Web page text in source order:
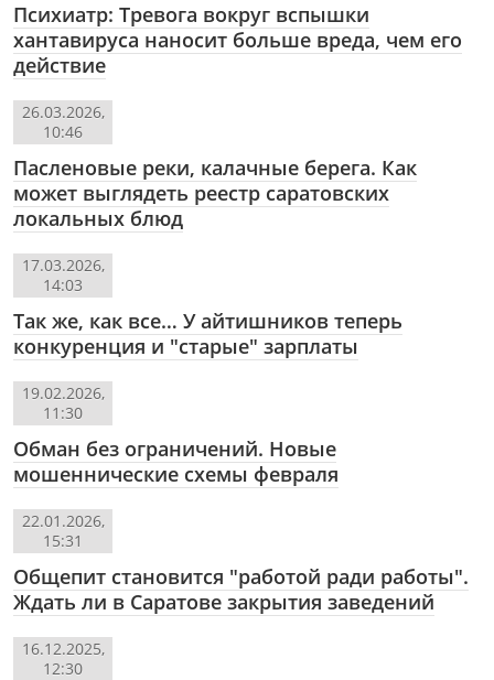
Психиатр: Тревога вокруг вспышки
хантавируса наносит больше вреда, чем его
действие
26.03.2026,
10:46
Пасленовые реки, калачные берега. Как
может выглядеть реестр саратовских
локальных блюд
17.03.2026,
14:03
Так же, как все… У айтишников теперь
конкуренция и "старые" зарплаты
19.02.2026,
11:30
Обман без ограничений. Новые
мошеннические схемы февраля
22.01.2026,
15:31
Общепит становится "работой ради работы".
Ждать ли в Саратове закрытия заведений
16.12.2025,
12:30